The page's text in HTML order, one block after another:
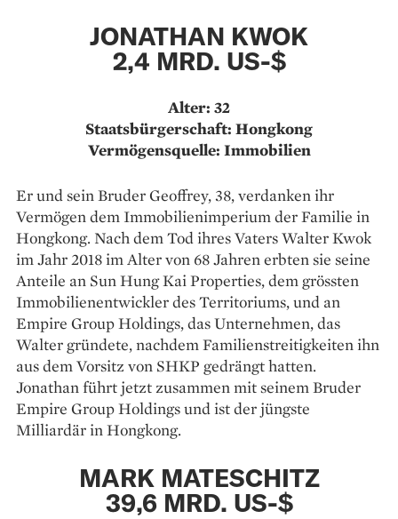
JONATHAN KWOK
2,4 MRD. US-$
Alter: 32
Staatsbürgerschaft: Hongkong
Vermögensquelle: Immobilien
Er und sein Bruder Geoffrey, 38, verdanken ihr
Vermögen dem Immobilienimperium der Familie in
Hongkong. Nach dem Tod ihres Vaters Walter Kwok
im Jahr 2018 im Alter von 68 Jahren erbten sie seine
Anteile an Sun Hung Kai Properties, dem grössten
Immobilienentwickler des Territoriums, und an
Empire Group Holdings, das Unternehmen, das
Walter gründete, nachdem Familienstreitigkeiten ihn
aus dem Vorsitz von SHKP gedrängt hatten.
Jonathan führt jetzt zusammen mit seinem Bruder
Empire Group Holdings und ist der jüngste
Milliardär in Hongkong.
MARK MATESCHITZ
39,6 MRD. US-$